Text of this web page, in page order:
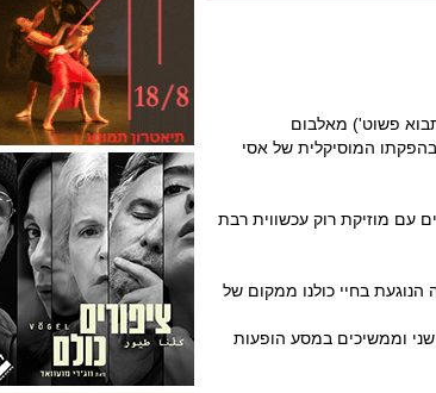
פשוט') מאלבום
המוסיקלית של אסי
עם מוזיקת רוק עכשווית רבת
הנוגעת בחיי כולנו ממקום של
וממשיכים במסע הופעות